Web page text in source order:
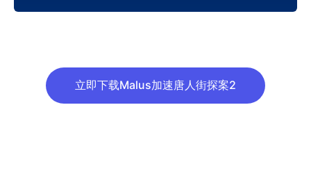
立即下载Malus加速唐人街探案2